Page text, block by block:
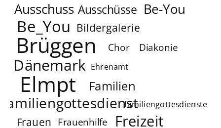
Ausschuss Ausschüsse Be-You
Be_You Bildergalerie
Brüggen Chor Diakonie
Dänemark Ehrenamt
Elmpt Familien
familiengottesdienstfamiliengottesdienste
Frauen Frauenhilfe Freizeit